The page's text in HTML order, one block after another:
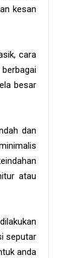
kesan
cara
besar
dan
atau
seputar
anda